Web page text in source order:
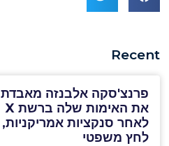
Recent
פרנצ'סקה אלבנזה מאבדת
את האימות שלה ברשת X
לאחר סנקציות אמריקניות,
לחץ משפטי